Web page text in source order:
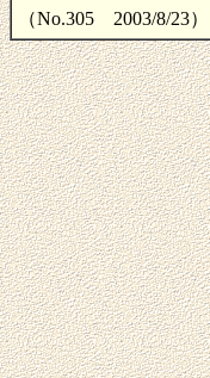
（No.305 2003/8/23）